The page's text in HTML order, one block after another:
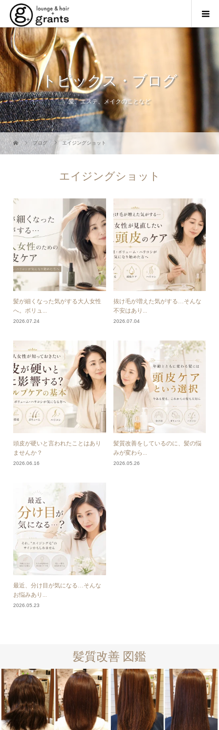
トピックス・ブログ
髪、エステ、メイクのことなど
ブログ エイジングショット
エイジングショット
髪が細くなった気がする大人女性
へ。ボリュ...
2026.07.24
抜け毛が増えた気がする…そんな
不安はあり...
2026.07.04
頭皮が硬いと言われたことはあり
ませんか？
2026.06.16
髪質改善をしているのに、髪の悩
みが変わら...
2026.05.26
最近、分け目が気になる…そんな
お悩みあり...
2026.05.23
髪質改善 図鑑